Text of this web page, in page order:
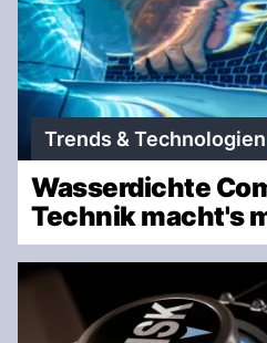
Trends & Technologien
Wasserdichte
Technik macht's